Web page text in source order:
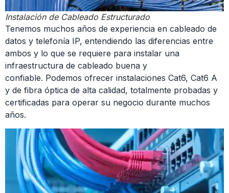
Instalación de Cableado Estructurado
Tenemos muchos años de experiencia en cableado de
datos y telefonía IP, entendiendo las diferencias entre
ambos y lo que se requiere para instalar una
infraestructura de cableado buena y
confiable. Podemos ofrecer instalaciones Cat6, Cat6 A
y de fibra óptica de alta calidad, totalmente probadas y
certificadas para operar su negocio durante muchos
años.